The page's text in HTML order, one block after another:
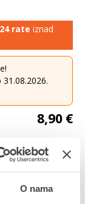
O nama
24 rate iznad
8,90 €
na lak
tipove i